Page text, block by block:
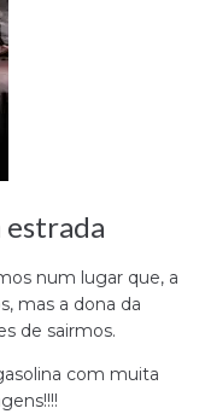
estrada
num lugar que, a
mas a dona da
de sairmos.
com muita